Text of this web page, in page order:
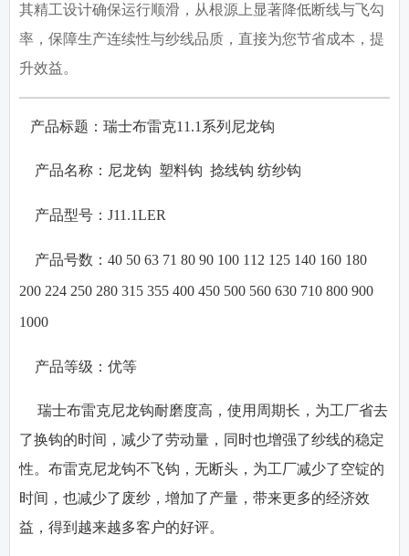
其精工设计确保运行顺滑，从根源上显著降低断线与飞勾
率，保障生产连续性与纱线品质，直接为您节省成本，提
升效益。
产品标题：瑞士布雷克11.1 系列尼龙钩
产品名称： 尼龙钩 塑料钩 捻线钩 纺纱钩
产品型号：J11.1LER
产品号数：40 50 63 71 80 90 100 112 125 140 160 180
200 224 250 280 315 355 400 450 500 560 630 710 800 900
1000
产品等级：优等
瑞士布雷克尼龙钩耐磨度高，使用周期长，为工厂省去
了换钩的时间，减少了劳动量，同时也增强了纱线的稳定
性。布雷克尼龙钩不飞钩，无断头，为工厂减少了空锭的
时间，也减少了废纱，增加了产量，带来更多的经济效
益，得到越来越多客户的好评。